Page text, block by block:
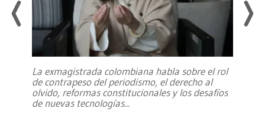
La exmagistrada colombiana habla sobre el rol
de contrapeso del periodismo, el derecho al
olvido, reformas constitucionales y los desafíos
de nuevas tecnologías...